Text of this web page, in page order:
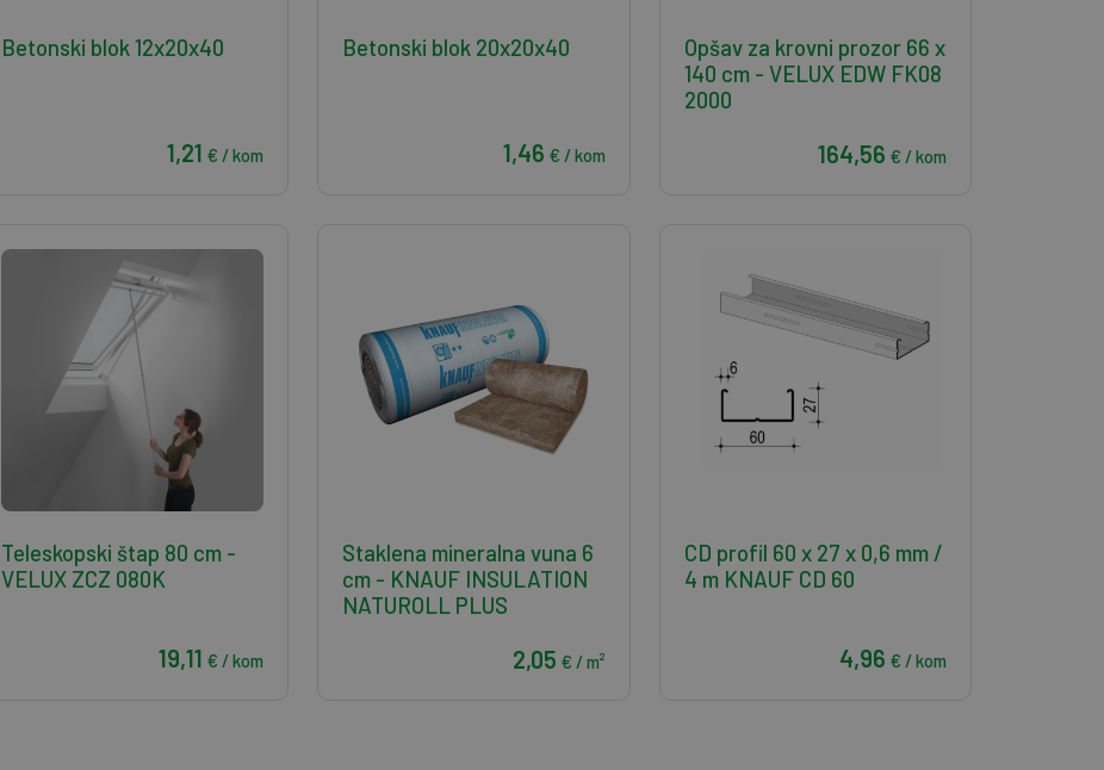
Betonski blok 12x20x40
1,21 € / kom
Betonski blok 20x20x40
1,46 € / kom
Opšav za krovni prozor 66 x
140 cm - VELUX EDW FK08
2000
164,56 € / kom
Teleskopski štap 80 cm -
VELUX ZCZ 080K
19,11 € / kom
Staklena mineralna vuna 6
cm - KNAUF INSULATION
NATUROLL PLUS
2,05 € / m²
CD profil 60 x 27 x 0,6 mm /
4 m KNAUF CD 60
4,96 € / kom